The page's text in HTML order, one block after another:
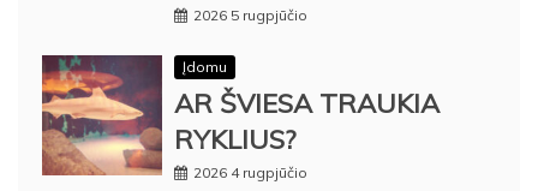
2026 5 rugpjūčio
Įdomu
AR ŠVIESA TRAUKIA
RYKLIUS?
2026 4 rugpjūčio